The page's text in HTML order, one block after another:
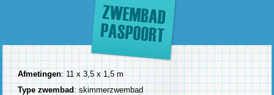
Afmetingen: 11 x 3,5 x 1,5 m
Type zwembad: skimmerzwembad